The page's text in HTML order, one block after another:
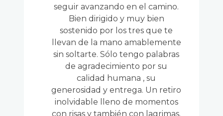
seguir avanzando en el camino.
Bien dirigido y muy bien
sostenido por los tres que te
llevan de la mano amablemente
sin soltarte. Sólo tengo palabras
de agradecimiento por su
calidad humana , su
generosidad y entrega. Un retiro
inolvidable lleno de momentos
con risas y también con lagrimas.